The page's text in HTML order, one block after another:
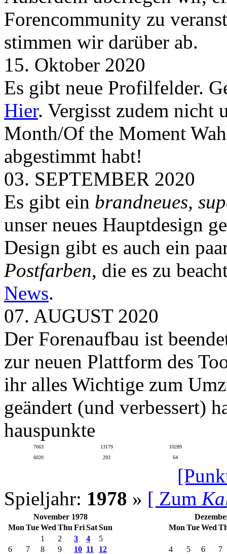
Forencommunity zu
stimmen wir darüber ab.
15. Oktober 2020
Es gibt neue Profilfelder.
Hier. Vergisst zudem nicht
Month/Of the Moment
abgestimmt habt!
03. SEPTEMBER 2020
Es gibt ein brandneues,
unser neues Hauptdesign
Design gibt es auch ein
Postfarben, die es zu
News.
07. AUGUST 2020
Der Forenaufbau ist
zur neuen Plattform des
ihr alles Wichtige zum
geändert (und verbessert)
hauspunkte
7663 13179
10289
6020
293 64
Spieljahr: 1978 » [ Zum
November 1978
Mon TueWed Thu FriSatSun
1
2 3 4
5
6
7 8 9 10 11
12
Mon TueWed
4 5 6
7